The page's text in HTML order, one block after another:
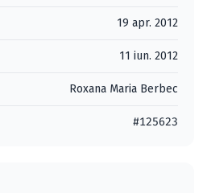
19 apr. 2012
11 iun. 2012
Roxana Maria Berbec
#125623